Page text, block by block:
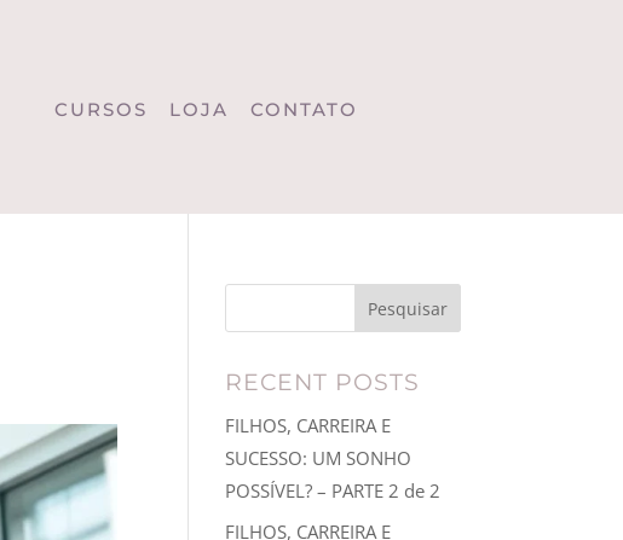
CURSOS LOJA CONTATO
Pesquisar
RECENT POSTS
FILHOS, CARREIRA E
SUCESSO: UM SONHO
POSSÍVEL? – PARTE 2 de 2
FILHOS, CARREIRA E